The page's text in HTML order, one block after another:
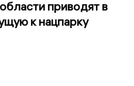
приводят в
к нацпарку